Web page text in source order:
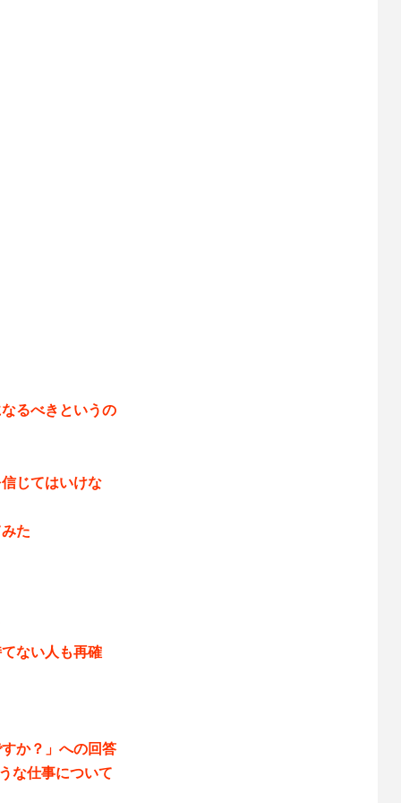
るべきというの
じてはいけな
た
ない人も再確
か？」への回答
な仕事について